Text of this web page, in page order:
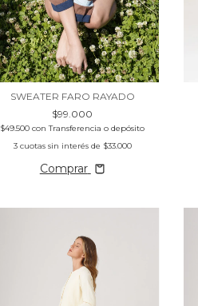
SWEATER FARO RAYADO
$99.000
$49.500con Transferencia o depósito
3 cuotas sin interés de $33.000
Comprar